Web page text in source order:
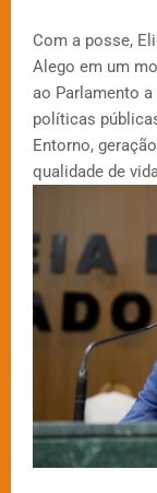
Com a posse,
Alego em um
ao Parlamento
políticas
Entorno,
qualidade de